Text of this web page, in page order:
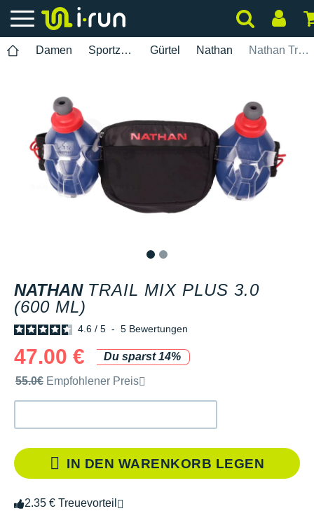
Damen Sportzubehör Gürtel Nathan Nathan Trail Mix Plus 3.0 (600 mL)
NATHAN TRAIL MIX PLUS 3.0
(600 ML)
4.6 / 5 - 5 Bewertungen
47.00 €
Du sparst 14%
Unverbindliche Preisempfehlung der Marke
55.0€ Empfohlener Preis
IN DEN WARENKORB LEGEN
2.35 € Treuevorteil